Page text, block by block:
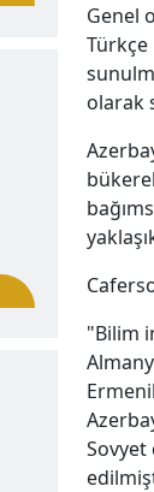
Rus
Genel
olarak
"Bilim
Sovyet